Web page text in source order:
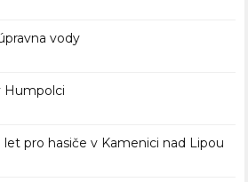
vody
Humpolci
let pro hasiče v Kamenici nad Lipou